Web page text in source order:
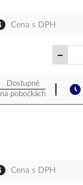
Cena s DPH
Dostupné
na pobočkách
Cena s DPH